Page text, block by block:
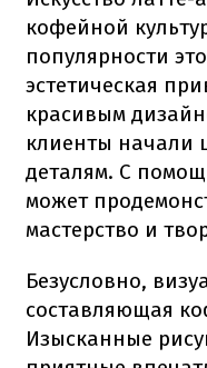
кофейной
популярности
эстетическая
красивым
клиенты начали
деталям. С
может
мастерство и
Безусловно,
составляющая
Изысканные